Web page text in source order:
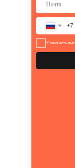
+7
У меня есть